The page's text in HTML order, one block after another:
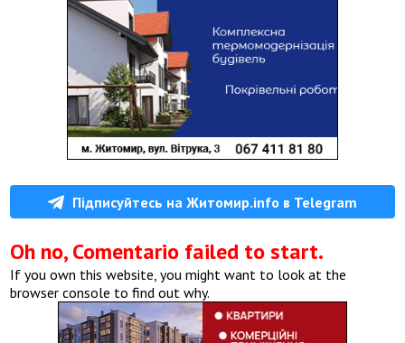
Підписуйтесь на Житомир.info в Telegram
Oh no, Comentario failed to start.
If you own this website, you might want to look at the
browser console to find out why.